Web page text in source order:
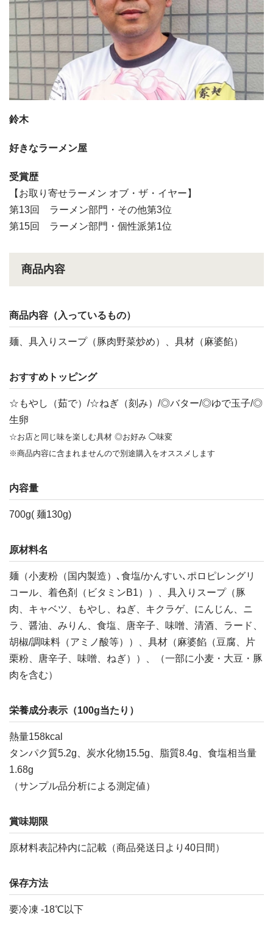
鈴木
好きなラーメン屋
受賞歴
【お取り寄せラーメン オブ・ザ・イヤー】
第13回 ラーメン部門・その他第3位
第15回 ラーメン部門・個性派第1位
商品内容
商品内容（入っているもの）
麺、具入りスープ（豚肉野菜炒め）、具材（麻婆餡）
おすすめトッピング
☆もやし（茹で）/☆ねぎ（刻み）/◎バター/◎ゆで玉子/◎
生卵
☆お店と同じ味を楽しむ具材 ◎お好み ◯味変
※商品内容に含まれませんので別途購入をオススメします
内容量
700g( 麺130g)
原材料名
麺（小麦粉（国内製造）､食塩/かんすい､ポロピレングリ
コール、着色剤（ビタミンB1））、具入りスープ（豚
肉、キャベツ、もやし、ねぎ、キクラゲ、にんじん、ニ
ラ、醤油、みりん、食塩、唐辛子、味噌、清酒、ラード、
胡椒/調味料（アミノ酸等））、具材（麻婆餡（豆腐、片
栗粉、唐辛子、味噌、ねぎ））、（一部に小麦・大豆・豚
肉を含む）
栄養成分表示（100g当たり）
熱量158kcal
タンパク質5.2g、炭水化物15.5g、脂質8.4g、食塩相当量
1.68g
（サンプル品分析による測定値）
賞味期限
原材料表記枠内に記載（商品発送日より40日間）
保存方法
要冷凍 -18℃以下